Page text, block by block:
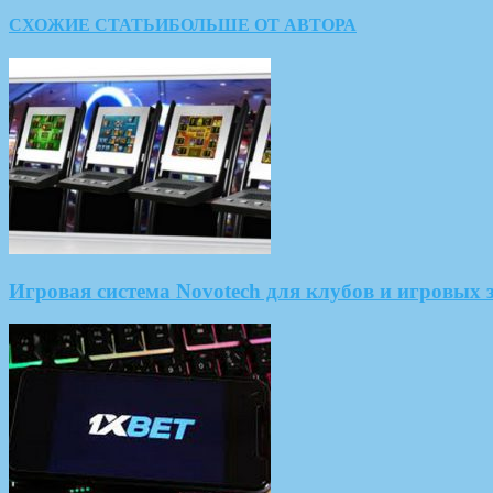
СХОЖИЕ СТАТЬИБОЛЬШЕ ОТ АВТОРА
Игровая система Novotech для клубов и игровых